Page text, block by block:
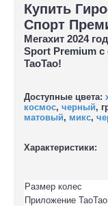
Купить
Спорт
Мегахит 2024
Sport Premium
TaoTao!
Доступные цвета:
космос, черный,
матовый, микс,
Характеристики:
Размер колес
Приложение ТаоТао